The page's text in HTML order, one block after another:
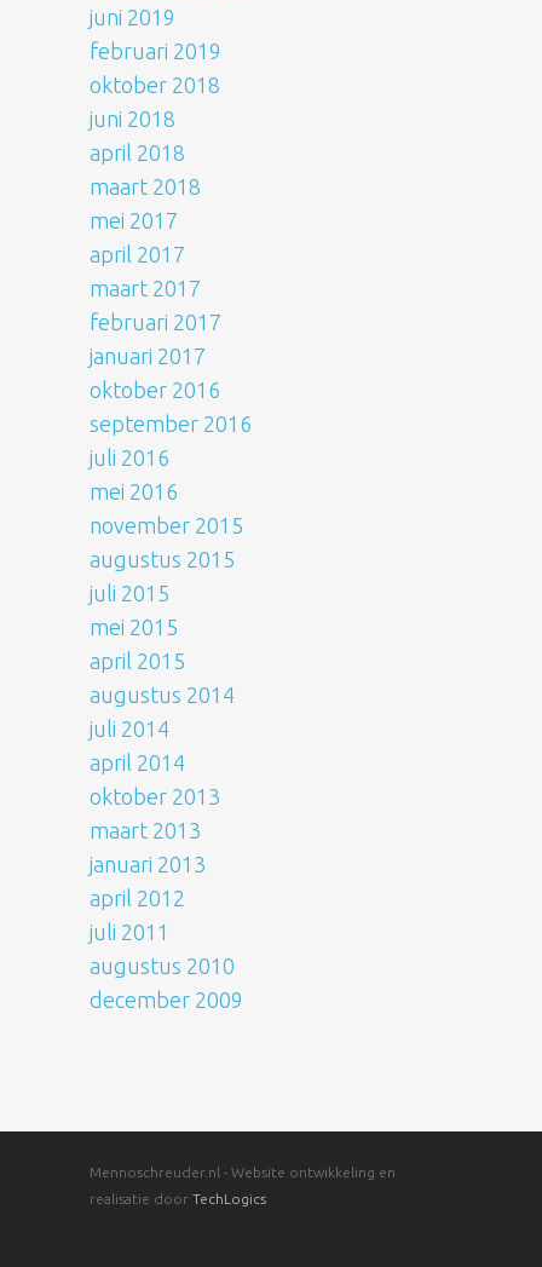
juni 2019
februari 2019
oktober 2018
juni 2018
april 2018
maart 2018
mei 2017
april 2017
maart 2017
februari 2017
januari 2017
oktober 2016
september 2016
juli 2016
mei 2016
november 2015
augustus 2015
juli 2015
mei 2015
april 2015
augustus 2014
juli 2014
april 2014
oktober 2013
maart 2013
januari 2013
april 2012
juli 2011
augustus 2010
december 2009
Mennoschreuder.nl - Website ontwikkeling en
realisatie door TechLogics